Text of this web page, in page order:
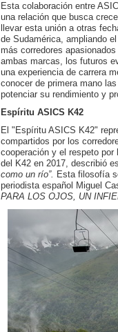
Esta colaboración entre
una relación que busca
llevar esta unión a otras
de Sudamérica, ampliando
más corredores
ambas marcas, los futuros
una experiencia de carrera
conocer de primera mano
potenciar su rendimiento y
Espíritu ASICS K42
El "Espíritu ASICS K42"
compartidos por los
cooperación y el respeto
del K42 en 2017, describió
como un río”. Esta filosofía
periodista español Miguel
PARA LOS OJOS, UN